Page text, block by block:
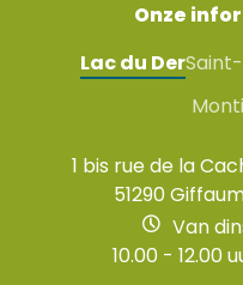
Onze
Lac du Der
1 bis rue de la
51290
Van
10.00 - 12.00